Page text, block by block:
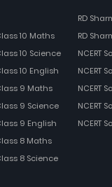
10 Maths
10 Science
10 English
9 Maths
9 Science
9 English
8 Maths
8 Science
RD
RD
NCERT
NCERT
NCERT
NCERT
NCERT